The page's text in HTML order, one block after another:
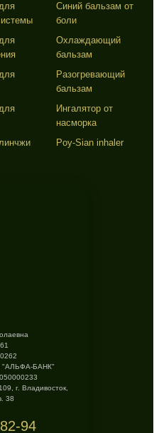
Синий бальзам от
боли
Охлаждающий
бальзам
Разогревающий
бальзам
Ингалятор от
насморка
Poy-Sian inhaler
БАНК"
г. Владивосток,
38
94